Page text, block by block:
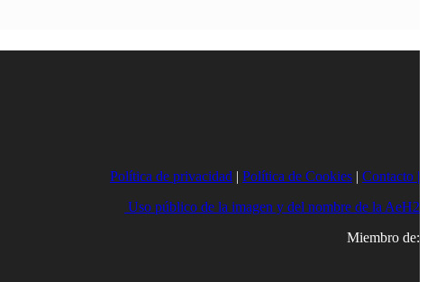
Política de privacidad | Política de Cookies | Contacto |
Uso público de la imagen y del nombre de la AeH2
Miembro de: